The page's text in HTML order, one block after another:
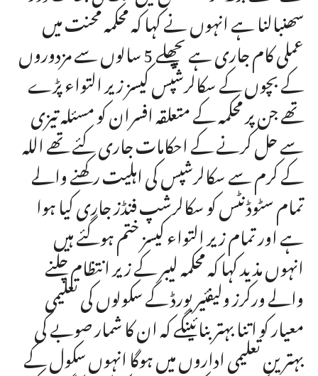
سھنبالنا ہے انہوں نے کہا کہ محکمہ محنت میں
عملی کام جاری ہے پچھلے 5 سالوں سے مزدوروں
کے بچوں کے سکالرشپس کیسز زیر التواء پڑے
تھے جن پر محکمہ کے متعلقہ افسران کو مسئلہ تیزی
سے حل کرنے کے احکامات جاری کئے تھے اللہ
کے کرم سے سکالرشپس کی اہلیت رکھنے والے
تمام سٹوڈنٹس کو سکالرشپ فنڈز جاری کیا ہوا
ہے اور تمام زیر التواء کیسز ختم ہوگئے ہیں
انہوں مذید کہا کہ محکمہ لیبر کے زیر انتظام چلنے
والے ورکرز ولیفئیر بورڈ کے سکولوں کی تعلیمی
معیار کو اتنا بہتربنائینگے کہ ان کا شمار صوبے کی
بہترین تعلیمی اداروں میں ہوگا انہوں سکول کے